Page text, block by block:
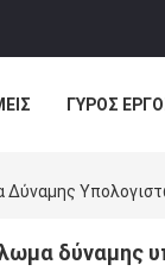
ΓΎΡΟΣ
δύναμης